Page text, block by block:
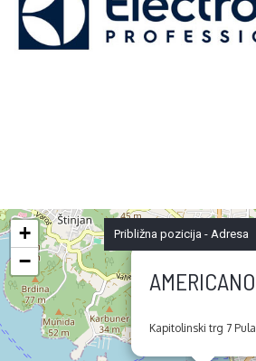
AMERICANO
Kapitolinski trg 7 Pula
+
−
Približna pozicija - Adresa